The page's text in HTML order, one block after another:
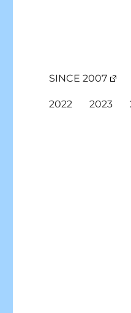
SINCE 2007
2022 2023